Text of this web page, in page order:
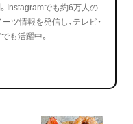
Instagramでも約6万人の
ツ情報を発信し、テレビ・
も活躍中。